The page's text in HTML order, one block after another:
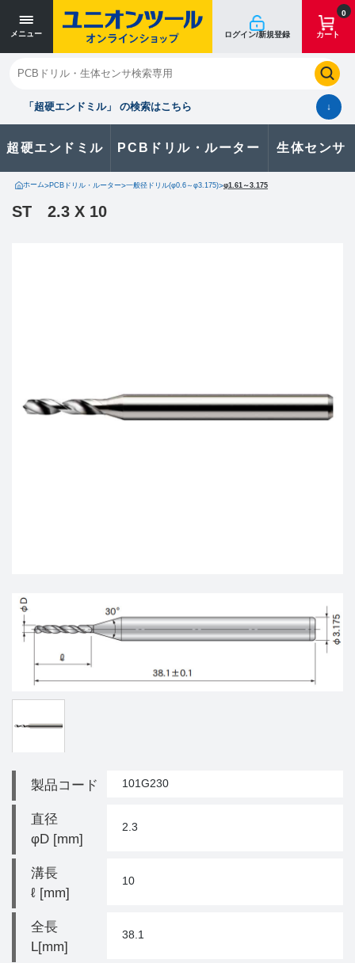
メニュー ログイン/新規登録
0
カート
「超硬エンドミル」 の検索はこちら ↓
超硬エンドミル PCBドリル・ルーター 生体センサ
閉じる
お気に入り クイックオーダー 購入履歴
製品に関するお問い合わせはこちら
ホーム>PCBドリル・ルーター>一般径ドリル(φ0.6～φ3.175)>φ1.61～3.175
ST 2.3 X 10
製品コード 101G230
直径
φD [mm]
2.3
溝長
ℓ [mm]
10
全長
L[mm]
38.1